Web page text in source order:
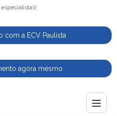
com a ECV Paulista
agora mesmo